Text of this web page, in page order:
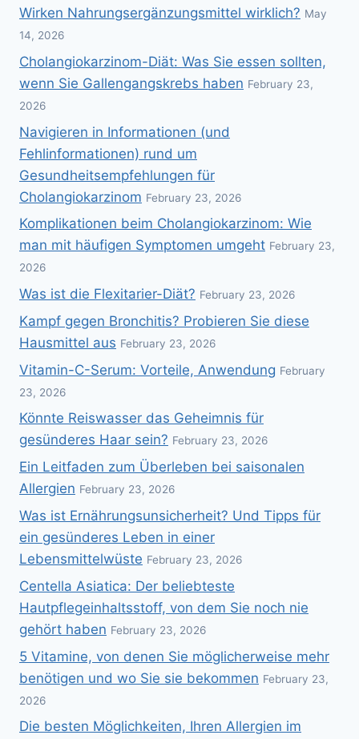
Wirken Nahrungsergänzungsmittel wirklich? May
14, 2026
Cholangiokarzinom-Diät: Was Sie essen sollten,
wenn Sie Gallengangskrebs haben February 23,
2026
Navigieren in Informationen (und
Fehlinformationen) rund um
Gesundheitsempfehlungen für
Cholangiokarzinom February 23, 2026
Komplikationen beim Cholangiokarzinom: Wie
man mit häufigen Symptomen umgeht February 23,
2026
Was ist die Flexitarier-Diät? February 23, 2026
Kampf gegen Bronchitis? Probieren Sie diese
Hausmittel aus February 23, 2026
Vitamin-C-Serum: Vorteile, Anwendung February
23, 2026
Könnte Reiswasser das Geheimnis für
gesünderes Haar sein? February 23, 2026
Ein Leitfaden zum Überleben bei saisonalen
Allergien February 23, 2026
Was ist Ernährungsunsicherheit? Und Tipps für
ein gesünderes Leben in einer
Lebensmittelwüste February 23, 2026
Centella Asiatica: Der beliebteste
Hautpflegeinhaltsstoff, von dem Sie noch nie
gehört haben February 23, 2026
5 Vitamine, von denen Sie möglicherweise mehr
benötigen und wo Sie sie bekommen February 23,
2026
Die besten Möglichkeiten, Ihren Allergien im